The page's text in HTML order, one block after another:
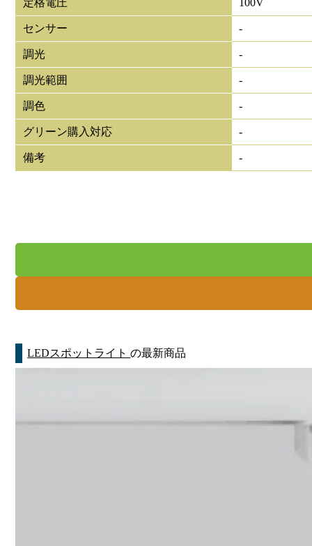
定格電圧 100V
センサー -
調光 -
調光範囲 -
調色 -
グリーン購入対応 -
備考 -
LEDスポットライトの最新商品